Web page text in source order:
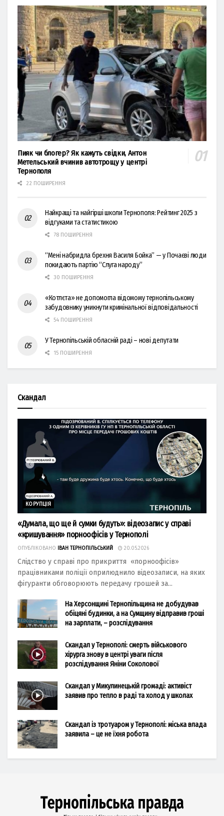
Пияк чи блогер? Як кажуть свідки, Антон
Метельський вчинив автотрощу у центрі
Тернополя
22 ПОШИРЕННЯ
Найкращі та найгірші школи Тернополя: Рейтинг 2025 з
відгуками та статистикою
78 ПОШИРЕННЯ
“Мені набридла брехня Василя Бойка” — у Почаєві люди
покидають партію “Слуга народу”
30 ПОШИРЕННЯ
«Котлєта» не допомогла відомому тернопільському
забудовнику уникнути кримінальної відповідальності
54 ПОШИРЕННЯ
У Тернопільській обласній раді – нові депутати
15 ПОШИРЕННЯ
Скандал
КОРУПЦІЯ
«Думала, що ще й сумки будуть»: відеозапис у справі
«кришування» порноофісів у Тернополі
ОПУБЛІКОВАНО ІВАН ТЕРНОПІЛЬСЬКИЙ 20.05.2026
Слідство у справі про прикриття «порноофісів»
працівниками поліції оприлюднило відеозаписи, на яких
фігуранти обговорюють передачу грошей за...
На Херсонщині Тернопільщина не добудував
обіцяні будинки, а на Сумщину відправив гроші
на зарплати, – розслідування
Скандал у Тернополі: смерть військового
хірурга знову в центрі уваги після
розслідування Яніни Соколової
Скандал у Микулинецькій громаді: активіст
заявив про тепло в раді та холод у школах
Скандал із тротуаром у Тернополі: міська влада
заявила – це не їхня робота